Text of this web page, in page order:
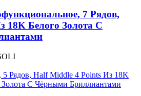
7 Рядов,
18K Белого Золота С